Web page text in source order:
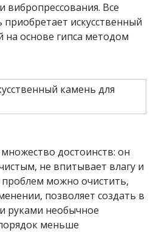
Все
искусственный
на основе гипса методом
достоинств: он
не впитывает влагу и
проблем можно очистить,
позволяет создать в
руками необычное
меньше